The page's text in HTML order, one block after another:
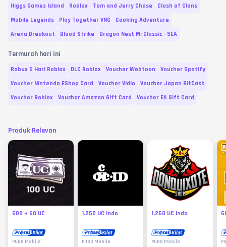
Higgs Games Island Roblox Tom and Jerry Chase
Clash of Clans
Mobile Legends
Play Together VNG
Cooking Adventure
Arena Breakout
Blood Strike Dragon Nest M: Classic - SEA
Termurah hari ini
Robux 5 Hari Roblox DLC Roblox Voucher Webtoon
Voucher Spotify
Voucher Nintendo EShop Card
Voucher Vidio
Voucher Japan BitCash
Voucher Roblox
Voucher Amazon Gift Card Voucher EA Gift Card
Produk Relevan
600 + 60 UC
PUBG Mobile
1.250 UC Indo
PUBG Mobile
1.250 UC Indo
PUBG Mobile